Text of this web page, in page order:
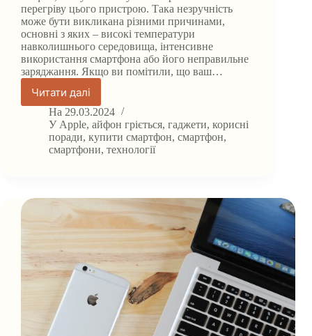
перегріву цього пристрою. Така незручність
може бути викликана різними причинами,
основні з яких – високі температури
навколишнього середовища, інтенсивне
використання смартфона або його неправильне
заряджання. Якщо ви помітили, що ваш…
Читати далі
Як
знизити
температуру
айфону
в
На 29.03.2024
У Apple,айфон гріється,гаджети,корисні
поради, купити смартфон, смартфон,
смартфони, технології